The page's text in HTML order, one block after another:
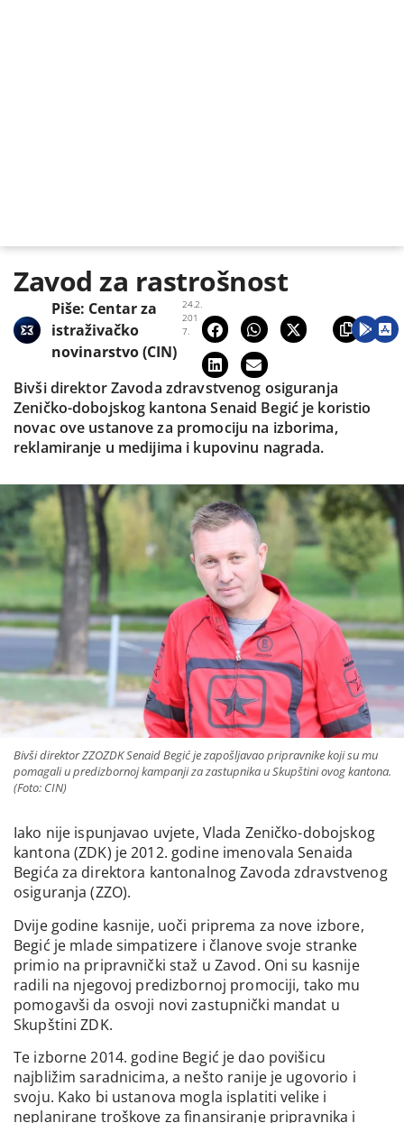
Zavod za rastrošnost
24.2.
201
7.
Piše: Centar za
istraživačko
novinarstvo (CIN)
Bivši direktor Zavoda zdravstvenog osiguranja
Zeničko-dobojskog kantona Senaid Begić je koristio
novac ove ustanove za promociju na izborima,
reklamiranje u medijima i kupovinu nagrada.
Bivši direktor ZZOZDK Senaid Begić je zapošljavao pripravnike koji su mu
pomagali u predizbornoj kampanji za zastupnika u Skupštini ovog kantona.
(Foto: CIN)
Iako nije ispunjavao uvjete, Vlada Zeničko-dobojskog
kantona (ZDK) je 2012. godine imenovala Senaida
Begića za direktora kantonalnog Zavoda zdravstvenog
osiguranja (ZZO).
Dvije godine kasnije, uoči priprema za nove izbore,
Begić je mlade simpatizere i članove svoje stranke
primio na pripravnički staž u Zavod. Oni su kasnije
radili na njegovoj predizbornoj promociji, tako mu
pomogavši da osvoji novi zastupnički mandat u
Skupštini ZDK.
Te izborne 2014. godine Begić je dao povišicu
najbližim saradnicima, a nešto ranije je ugovorio i
svoju. Kako bi ustanova mogla isplatiti velike i
neplanirane troškove za finansiranje pripravnika i